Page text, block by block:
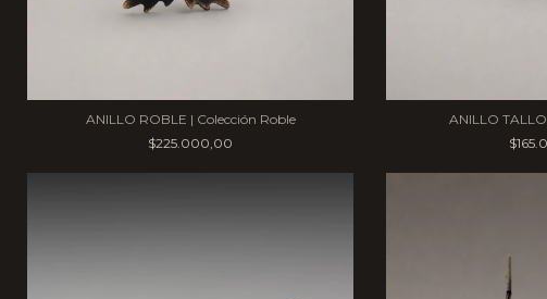
ANILLO ROBLE | Colección Roble
$225.000,00
ANILLO